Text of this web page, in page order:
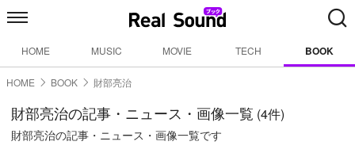
HOME MUSIC MOVIE TECH BOOK
HOME BOOK 財部亮治
財部亮治の記事・ニュース・画像一覧 (4件)
財部亮治の記事・ニュース・画像一覧です